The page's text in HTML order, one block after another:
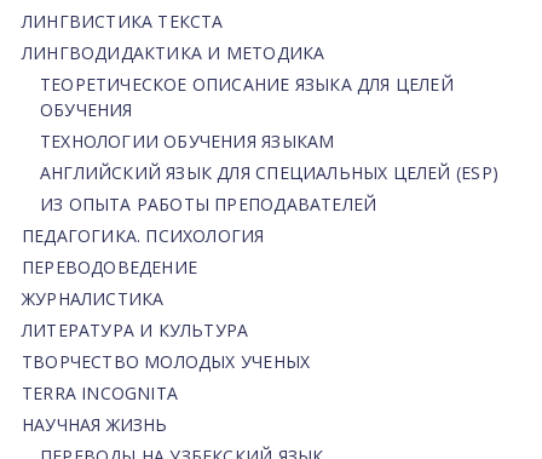
ЛИНГВИСТИКА ТЕКСТА
ЛИНГВОДИДАКТИКА И МЕТОДИКА
ТЕОРЕТИЧЕСКОЕ ОПИСАНИЕ ЯЗЫКА ДЛЯ ЦЕЛЕЙ
ОБУЧЕНИЯ
ТЕХНОЛОГИИ ОБУЧЕНИЯ ЯЗЫКАМ
АНГЛИЙСКИЙ ЯЗЫК ДЛЯ СПЕЦИАЛЬНЫХ ЦЕЛЕЙ (ESP)
ИЗ ОПЫТА РАБОТЫ ПРЕПОДАВАТЕЛЕЙ
ПЕДАГОГИКА. ПСИХОЛОГИЯ
ПЕРЕВОДОВЕДЕНИЕ
ЖУРНАЛИСТИКА
ЛИТЕРАТУРА И КУЛЬТУРА
ТВОРЧЕСТВО МОЛОДЫХ УЧЕНЫХ
TERRA INCOGNITA
НАУЧНАЯ ЖИЗНЬ